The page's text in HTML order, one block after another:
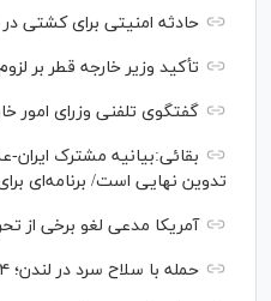
حادثه امنیتی برای کشتی
تأکید وزیر خارجه قطر بر
گفتگوی تلفنی وزرای امور
بقائی:بیانیه مشترک ایران-
تدوین نهایی است/ برنامه‌ای
آمریکا مدعی لغو برخی از
حمله با سلاح سرد در لندن؛ ۴ نفر زخمی شدند